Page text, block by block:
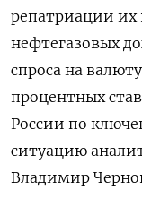
репатриации
нефтегазовых
спроса на
процентных
России по
ситуацию
Владимир